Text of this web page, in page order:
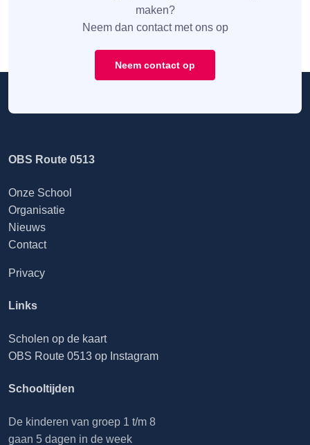
maken?
Neem dan contact met ons op
Neem contact op
OBS Route 0513
Onze School
Organisatie
Nieuws
Contact
Privacy
Links
Scholen op de kaart
OBS Route 0513 op Instagram
Schooltijden
De kinderen van groep 1 t/m 8
gaan 5 dagen in de week